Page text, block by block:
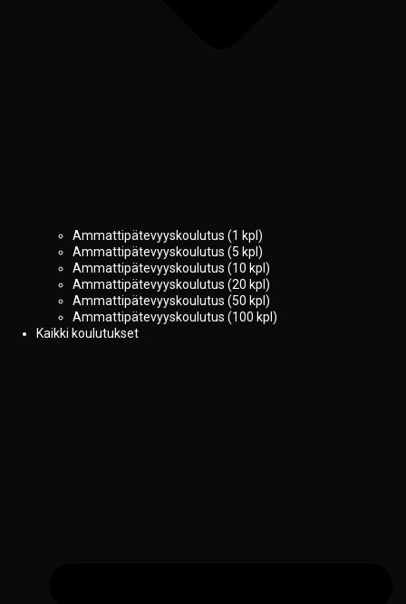
Ammattipätevyyskoulutus (1 kpl)
Ammattipätevyyskoulutus (5 kpl)
Ammattipätevyyskoulutus (10 kpl)
Ammattipätevyyskoulutus (20 kpl)
Ammattipätevyyskoulutus (50 kpl)
Ammattipätevyyskoulutus (100 kpl)
Kaikki koulutukset